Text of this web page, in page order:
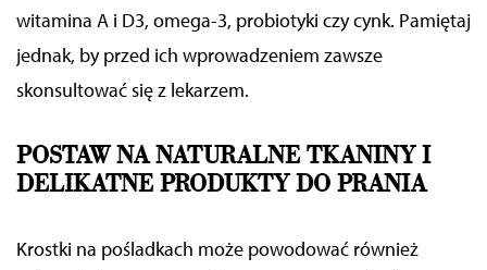
witamina A i D3, omega-3, probiotyki czy cynk. Pamiętaj
jednak, by przed ich wprowadzeniem zawsze
skonsultować się z lekarzem.
POSTAW NA NATURALNE TKANINY I
DELIKATNE PRODUKTY DO PRANIA
Krostki na pośladkach może powodować również